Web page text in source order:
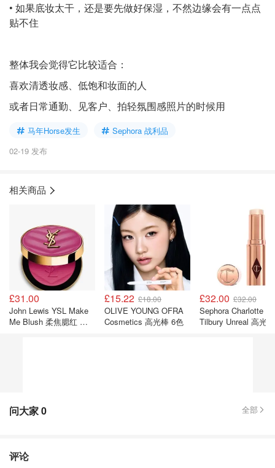
• 如果底妆太干，还是要先做好保湿，不然边缘会有一点点
贴不住
整体我会觉得它比较适合：
喜欢清透妆感、低饱和妆面的人
或者日常通勤、见客户、拍轻氛围感照片的时候用
马年Horse发生
Sephora 战利品
02-19 发布
相关商品
£31.00
John Lewis YSL Make
Me Blush 柔焦腮红 洋
£15.22 £18.00
OLIVE YOUNG OFRA
Cosmetics 高光棒 6色
£32.00 £32.00
Sephora Charlotte
Tilbury Unreal 高光棒
问大家0 全部
评论